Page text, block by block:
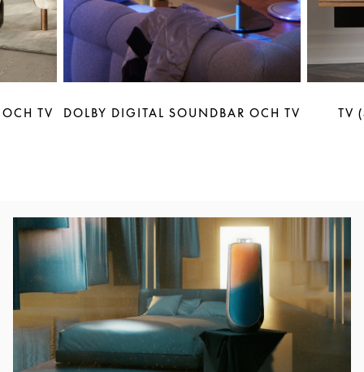
TV DOLBY DIGITAL SOUNDBAR OCH TV TV
Event Image